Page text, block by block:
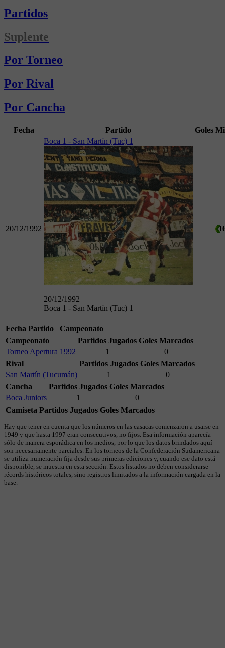
Partidos
Suplente
Por Torneo
Por Rival
Por Cancha
Fecha Partido Goles
20/12/1992
Boca 1 - San Martín (Tuc) 1
20/12/1992
Boca 1 - San Martín (Tuc) 1
Fecha Partido
Campeonato
Campeonato
Partidos Jugados Goles Marcados
Torneo Apertura 1992
1
0
Rival
Partidos Jugados Goles Marcados
San Martín (Tucumán)
1
0
Cancha
Partidos Jugados Goles Marcados
Boca Juniors
1
0
Camiseta Partidos Jugados Goles Marcados
Hay que tener en cuenta que los números en las casacas comenzaron a usarse en
1949 y que hasta 1997 eran consecutivos, no fijos. Esa información aparecía
sólo de manera esporádica en los medios, por lo que los datos brindados aquí
son necesariamente parciales. En los torneos de la Confederación Sudamericana
se utiliza numeración fija desde sus primeras ediciones y, cuando ese dato está
disponible, se muestra en esta sección. Estos listados no deben considerarse
récords históricos totales, sino registros limitados a la información cargada en la
base.